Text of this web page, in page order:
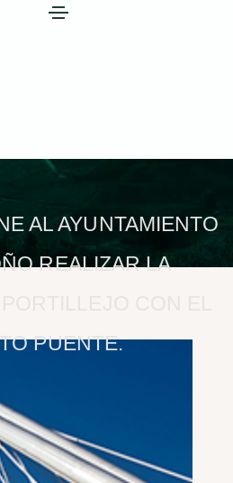
AL AYUNTAMIENTO
REALIZAR LA
PUENTE.